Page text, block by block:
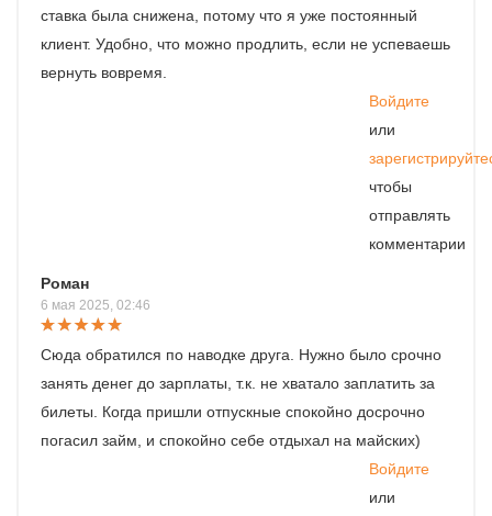
ставка была снижена, потому что я уже постоянный
клиент. Удобно, что можно продлить, если не успеваешь
вернуть вовремя.
Войдите
или
чтобы
отправлять
комментарии
Роман
6 мая 2025, 02:46
Сюда обратился по наводке друга. Нужно было срочно
занять денег до зарплаты, т.к. не хватало заплатить за
билеты. Когда пришли отпускные спокойно досрочно
погасил займ, и спокойно себе отдыхал на майских)
Войдите
или